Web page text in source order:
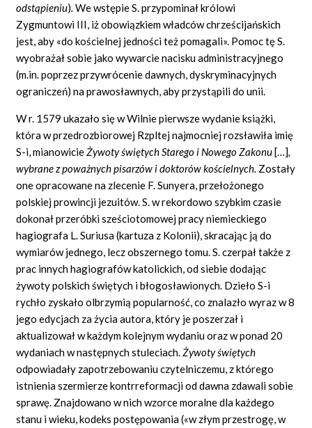
odstąpieniu).We wstępie S. przypominał królowi
Zygmuntowi III, iż obowiązkiem władców chrześcijańskich
jest, aby «do kościelnej jedności też pomagali». Pomoc tę S.
wyobrażał sobie jako wywarcie nacisku administracyjnego
(m.in. poprzez przywrócenie dawnych, dyskryminacyjnych
ograniczeń) na prawosławnych, aby przystąpili do unii.
W r. 1579 ukazało się w Wilnie pierwsze wydanie książki,
która w przedrozbiorowej Rzpltej najmocniej rozsławiła imię
S-i, mianowicieŻywoty świętych Starego i Nowego Zakonu[…],
wybrane z poważnych pisarzów i doktorów kościelnych. Zostały
one opracowane na zlecenie F. Sunyera, przełożonego
polskiej prowincji jezuitów. S. w rekordowo szybkim czasie
dokonał przeróbki sześciotomowej pracy niemieckiego
hagiografa L. Suriusa (kartuza z Kolonii), skracając ją do
wymiarów jednego, lecz obszernego tomu. S. czerpał także z
prac innych hagiografów katolickich, od siebie dodając
żywoty polskich świętych i błogosławionych. Dzieło S-i
rychło zyskało olbrzymią popularność, co znalazło wyraz w 8
jego edycjach za życia autora, który je poszerzał i
aktualizował w każdym kolejnym wydaniu oraz w ponad 20
wydaniach w następnych stuleciach.Żywoty świętych
odpowiadały zapotrzebowaniu czytelniczemu, z którego
istnienia szermierze kontrreformacji od dawna zdawali sobie
sprawę. Znajdowano w nich wzorce moralne dla każdego
stanu i wieku, kodeks postępowania («w złym przestrogę, w